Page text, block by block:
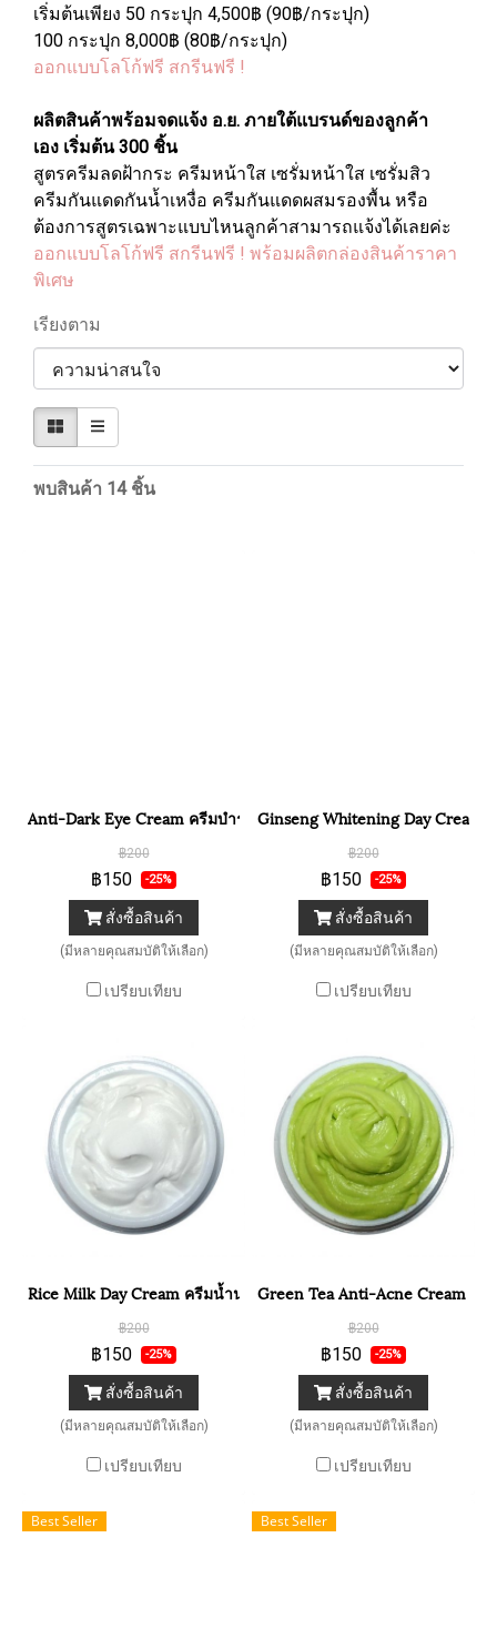
เริ่มต้นเพียง 50 กระปุก 4,500฿ (90฿/กระปุก)
100 กระปุก 8,000฿ (80฿/กระปุก)
ออกแบบโลโก้ฟรี สกรีนฟรี !
ผลิตสินค้าพร้อมจดแจ้ง อ.ย. ภายใต้แบรนด์ของลูกค้า
เอง เริ่มต้น 300 ชิ้น
สูตรครีมลดฝ้ากระ ครีมหน้าใส เซรั่มหน้าใส เซรั่มสิว
ครีมกันแดดกันน้ำเหงื่อ ครีมกันแดดผสมรองพื้น หรือ
ต้องการสูตรเฉพาะแบบไหนลูกค้าสามารถแจ้งได้เลยค่ะ
ออกแบบโลโก้ฟรี สกรีนฟรี ! พร้อมผลิตกล่องสินค้าราคา
พิเศษ
เรียงตาม
พบสินค้า 14 ชิ้น
Anti-Dark Eye Cream ครีมบำรุงผิวรอบดวงตา
฿200
฿150 -25%
สั่งซื้อสินค้า
(มีหลายคุณสมบัติให้เลือก)
เปรียบเทียบ
Ginseng Whitening Day Cream
฿200
฿150 -25%
สั่งซื้อสินค้า
(มีหลายคุณสมบัติให้เลือก)
เปรียบเทียบ
Rice Milk Day Cream ครีมน้ำนมข้าวกลางวัน
฿200
฿150 -25%
สั่งซื้อสินค้า
(มีหลายคุณสมบัติให้เลือก)
เปรียบเทียบ
Green Tea Anti-Acne Cream ค
฿200
฿150 -25%
สั่งซื้อสินค้า
(มีหลายคุณสมบัติให้เลือก)
เปรียบเทียบ
Best Seller Best Seller